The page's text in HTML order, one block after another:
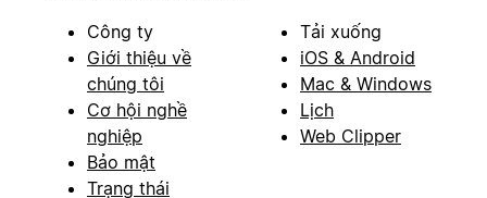
Công ty
Giới thiệu về
chúng tôi
Cơ hội nghề
nghiệp
Bảo mật
Trạng thái
Tải xuống
iOS & Android
Mac & Windows
Lịch
Web Clipper